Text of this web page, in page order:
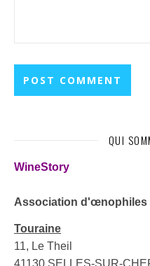
QUI
WineStory
Association d'œnophiles
Touraine
11, Le Theil
41130 SELLES-SUR-